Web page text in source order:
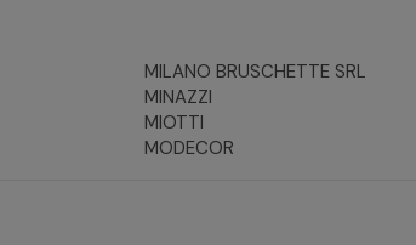
MILANO BRUSCHETTE SRL
MINAZZI
MIOTTI
MODECOR